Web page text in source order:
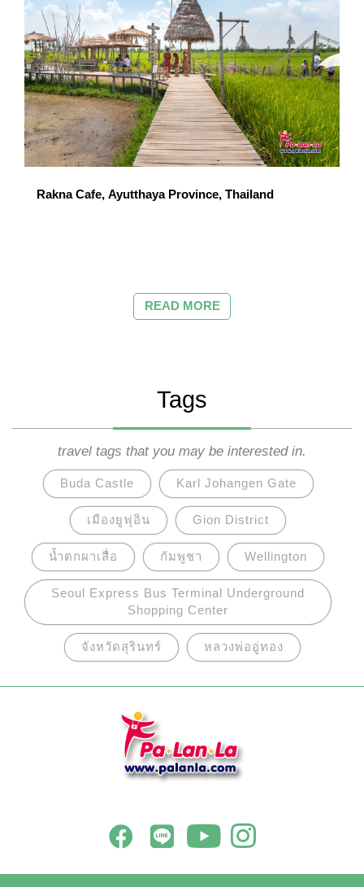
Rakna Cafe, Ayutthaya Province, Thailand
READ MORE
Tags
travel tags that you may be interested in.
Buda Castle Karl Johangen Gate
เมืองยูฟุอิน Gion District
น้ำตกผาเสื่อ กัมพูชา Wellington
Seoul Express Bus Terminal Underground
Shopping Center
จังหวัดสุรินทร์ หลวงพ่ออู่ทอง